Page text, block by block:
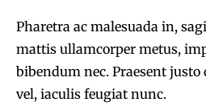
Pharetra ac malesuada in,
mattis ullamcorper metus,
bibendum nec. Praesent justo
vel, iaculis feugiat nunc.